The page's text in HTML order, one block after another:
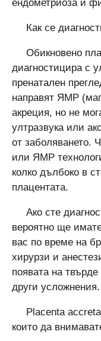
ендометриоза и
Как се
Обикновено
диагностицира с
пренатален
направят ЯМР
акреция, но не
ултразвука или
от заболяването.
или ЯМР
колко дълбоко в
плацентата.
Ако сте
вероятно ще
вас по време на
хирурзи и
появата на
други усложнения.
Placenta
които да